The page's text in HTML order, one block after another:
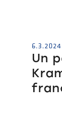
6.3.2024
Un